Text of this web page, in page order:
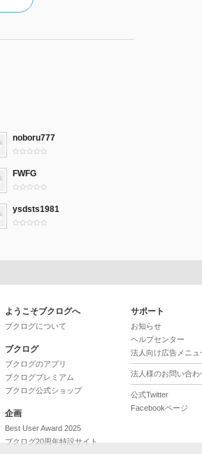
noboru777
FWFG
ysdsts1981
ようこそブクログへ
ブクログについて
ブクログ
ブクログのアプリ
ブクログプレミアム
ブクログ公式ショップ
企画
Best User Award 2025
ブクログ20周年特設サイト
サポート
お知らせ
ヘルプセンター
法人向け広告メニュ
法人様のお問い合わ
公式Twitter
Facebookページ